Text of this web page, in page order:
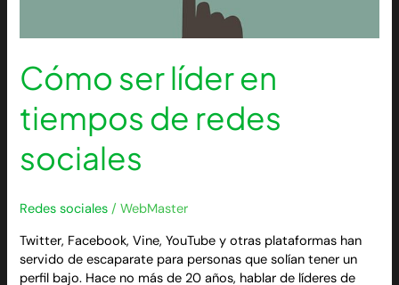
Cómo ser líder en
tiempos de redes
sociales
Redes sociales /WebMaster
Twitter, Facebook, Vine, YouTube y otras plataformas han
servido de escaparate para personas que solían tener un
perfil bajo. Hace no más de 20 años, hablar de líderes de